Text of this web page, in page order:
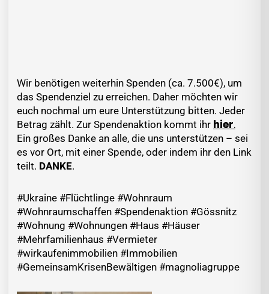
Wir benötigen weiterhin Spenden (ca. 7.500€), um
das Spendenziel zu erreichen. Daher möchten wir
euch nochmal um eure Unterstützung bitten. Jeder
Betrag zählt. Zur Spendenaktion kommt ihr hier.
Ein großes Danke an alle, die uns unterstützen – sei
es vor Ort, mit einer Spende, oder indem ihr den Link
teilt. DANKE.
#Ukraine #Flüchtlinge #Wohnraum
#Wohnraumschaffen #Spendenaktion #Gössnitz
#Wohnung #Wohnungen #Haus #Häuser
#Mehrfamilienhaus #Vermieter
#wirkaufenimmobilien #Immobilien
#GemeinsamKrisenBewältigen #magnoliagruppe